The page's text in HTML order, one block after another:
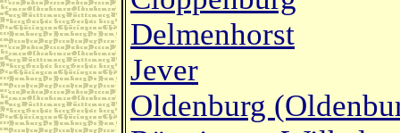
Delmenhorst
Jever
Oldenburg